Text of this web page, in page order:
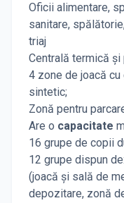
Oficii alimentare,
sanitare,
triaj
Centrală termică
4 zone de joacă
sintetic;
Zonă pentru
Are o capacitate
16 grupe de copii
12 grupe dispun
(joacă și sală de
depozitare, zonă